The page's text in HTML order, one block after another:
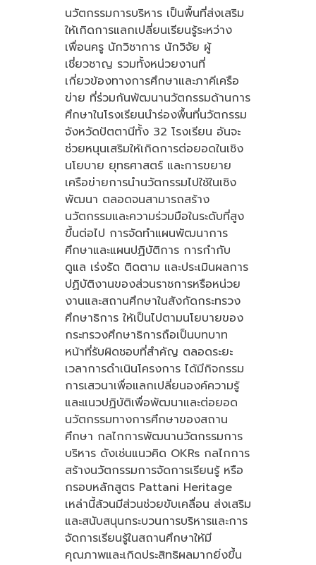
นวัตกรรมการบริหาร เป็นพื้นที่ส่งเสริม
ให้เกิดการแลกเปลี่ยนเรียนรู้ระหว่าง
เพื่อนครู นักวิชาการ นักวิจัย ผู้
เชี่ยวชาญ รวมทั้งหน่วยงานที่
เกี่ยวข้องทางการศึกษาและภาคีเครือ
ข่าย ที่ร่วมกันพัฒนานวัตกรรมด้านการ
ศึกษาในโรงเรียนนำร่องพื้นที่นวัตกรรม
จังหวัดปัตตานีทั้ง 32 โรงเรียน อันจะ
ช่วยหนุนเสริมให้เกิดการต่อยอดในเชิง
นโยบาย ยุทธศาสตร์ และการขยาย
เครือข่ายการนำนวัตกรรมไปใช้ในเชิง
พัฒนา ตลอดจนสามารถสร้าง
นวัตกรรมและความร่วมมือในระดับที่สูง
ขึ้นต่อไป การจัดทำแผนพัฒนาการ
ศึกษาและแผนปฏิบัติการ การกำกับ
ดูแล เร่งรัด ติดตาม และประเมินผลการ
ปฏิบัติงานของส่วนราชการหรือหน่วย
งานและสถานศึกษาในสังกัดกระทรวง
ศึกษาธิการ ให้เป็นไปตามนโยบายของ
กระทรวงศึกษาธิการถือเป็นบทบาท
หน้าที่รับผิดชอบที่สำคัญ ตลอดระยะ
เวลาการดำเนินโครงการ ได้มีกิจกรรม
การเสวนาเพื่อแลกเปลี่ยนองค์ความรู้
และแนวปฏิบัติเพื่อพัฒนาและต่อยอด
นวัตกรรมทางการศึกษาของสถาน
ศึกษา กลไกการพัฒนานวัตกรรมการ
บริหาร ดังเช่นแนวคิด OKRs กลไกการ
สร้างนวัตกรรมการจัดการเรียนรู้ หรือ
กรอบหลักสูตร Pattani Heritage
เหล่านี้ล้วนมีส่วนช่วยขับเคลื่อน ส่งเสริม
และสนับสนุนกระบวนการบริหารและการ
จัดการเรียนรู้ในสถานศึกษาให้มี
คุณภาพและเกิดประสิทธิผลมากยิ่งขึ้น